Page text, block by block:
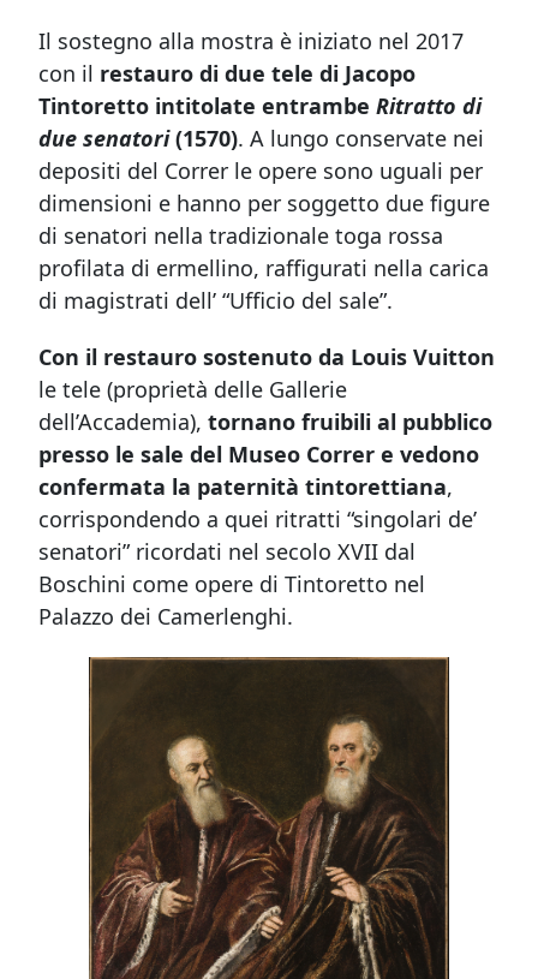
Il sostegno alla mostra è iniziato nel 2017
con il restauro di due tele di Jacopo
Tintoretto intitolate entrambe Ritratto di
due senatori(1570). A lungo conservate nei
depositi del Correr le opere sono uguali per
dimensioni e hanno per soggetto due figure
di senatori nella tradizionale toga rossa
profilata di ermellino, raffigurati nella carica
di magistrati dell’ “Ufficio del sale”.
Con il restauro sostenuto da Louis Vuitton
le tele (proprietà delle Gallerie
dell’Accademia), tornano fruibili al pubblico
presso le sale del Museo Correr e vedono
confermata la paternità tintorettiana,
corrispondendo a quei ritratti “singolari de’
senatori” ricordati nel secolo XVII dal
Boschini come opere di Tintoretto nel
Palazzo dei Camerlenghi.